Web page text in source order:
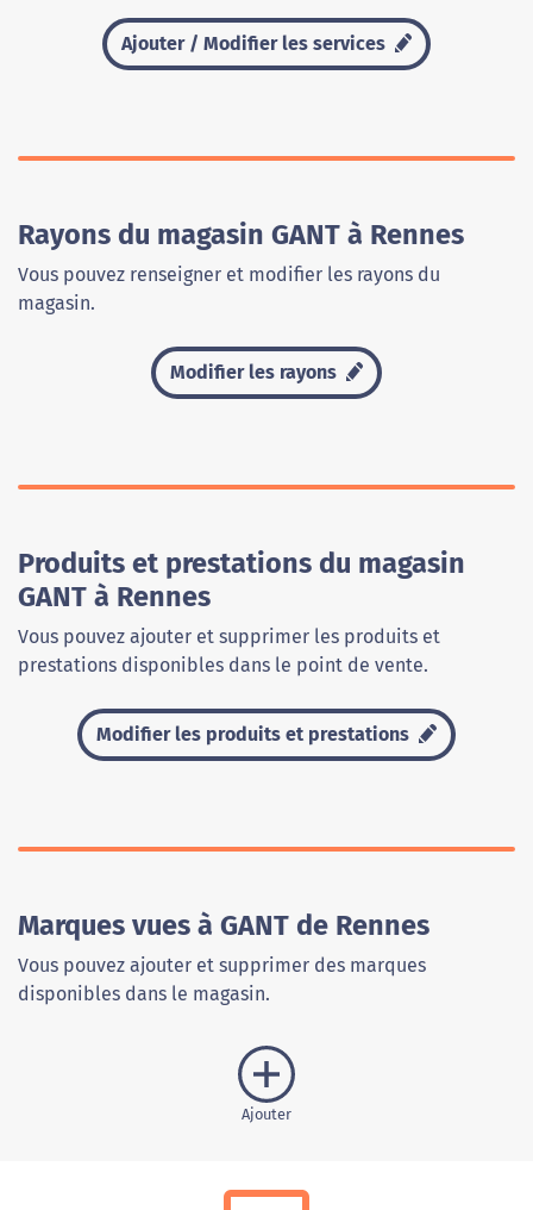
Ajouter / Modifier les services
Rayons du magasin GANT à Rennes
Vous pouvez renseigner et modifier les rayons du
magasin.
Modifier les rayons
Produits et prestations du magasin
GANT à Rennes
Vous pouvez ajouter et supprimer les produits et
prestations disponibles dans le point de vente.
Modifier les produits et prestations
Marques vues à GANT de Rennes
Vous pouvez ajouter et supprimer des marques
disponibles dans le magasin.
Ajouter